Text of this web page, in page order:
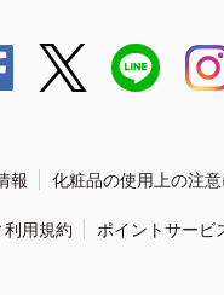
報 化粧品の使用上の注
用規約 ポイントサービ